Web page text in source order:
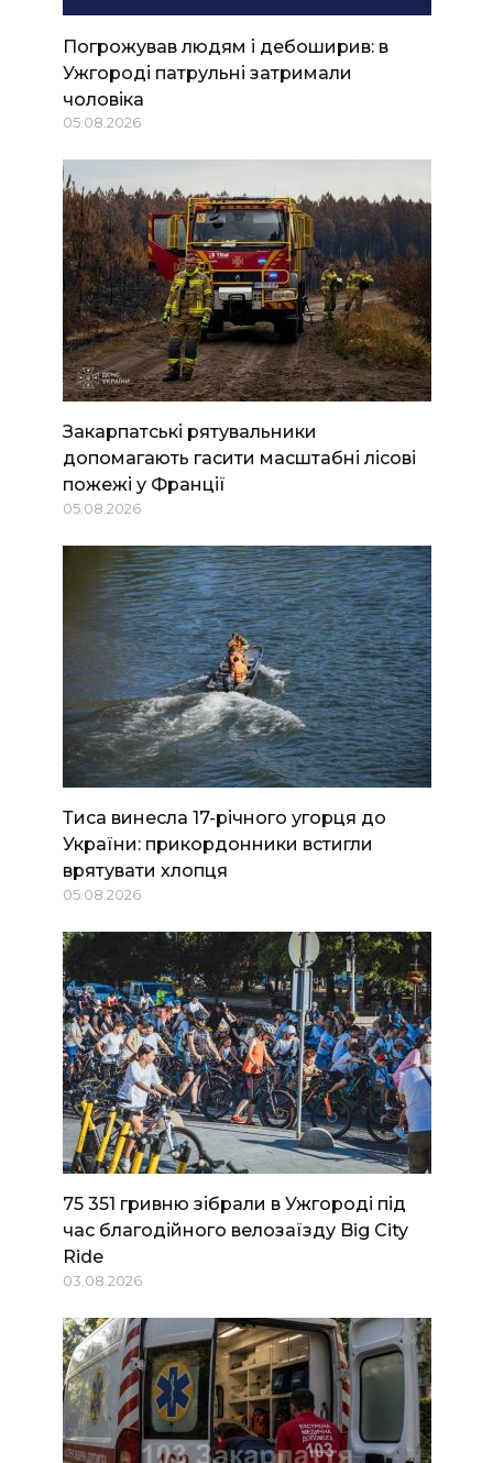
Погрожував людям і дебоширив: в
Ужгороді патрульні затримали
чоловіка
05.08.2026
Закарпатські рятувальники
допомагають гасити масштабні лісові
пожежі у Франції
05.08.2026
Тиса винесла 17-річного угорця до
України: прикордонники встигли
врятувати хлопця
05.08.2026
75 351 гривню зібрали в Ужгороді під
час благодійного велозаїзду Big Сity
Ride
03.08.2026